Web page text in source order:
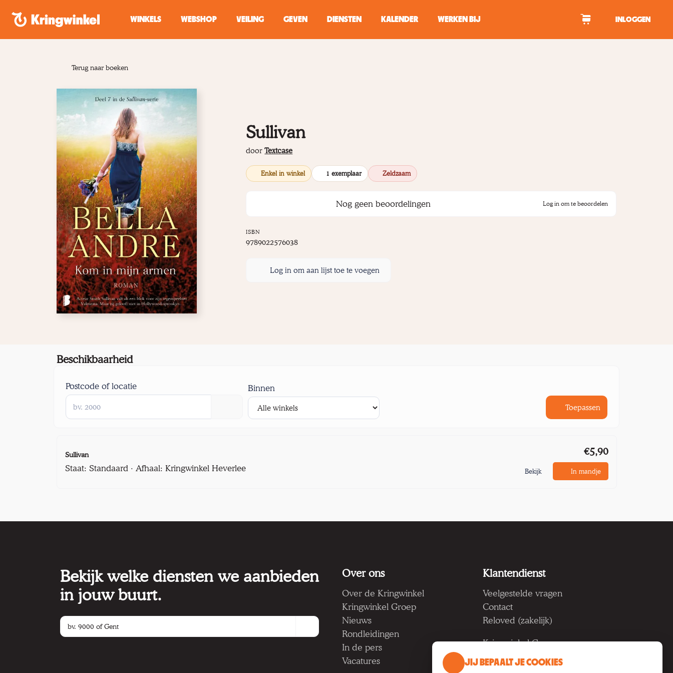
WINKELS
WEBSHOP VEILING GEVEN DIENSTEN KALENDER WERKEN BIJ INLOGGEN
Terug naar boeken
Sullivan
doorTextcase
Enkel in winkel 1 exemplaar Zeldzaam
Nog geen beoordelingen Log in om te beoordelen
ISBN
9789022576038
Log in om aan lijst toe te voegen
Beschikbaarheid
Postcode of locatie Binnen
Toepassen
Sullivan
Staat: Standaard · Afhaal: Kringwinkel Heverlee
€5,90
Bekijk In mandje
Bekijk welke diensten we aanbieden
in jouw buurt.
Over ons
Over de Kringwinkel
Kringwinkel Groep
Nieuws
Rondleidingen
In de pers
Vacatures
Klantendienst
Veelgestelde vragen
Contact
Reloved (zakelijk)
Kringwinkel Groep vzw
Koning Albertlaan 124, 9000
JIJ BEPAALT JE COOKIES